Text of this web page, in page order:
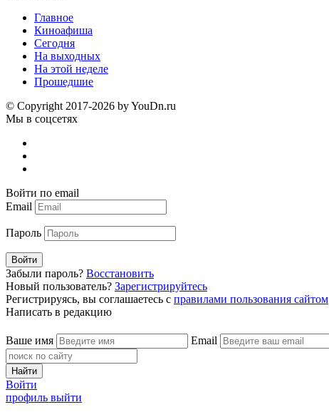
Главное
Киноафиша
Сегодня
На выходных
На этой неделе
Прошедшие
© Copyright 2017-2026 by YouDn.ru
Мы в соцсетях
Войти по email
Email
Пароль
Войти
Забыли пароль? Восстановить
Новый пользователь? Зарегистрируйтесь
Регистрируясь, вы соглашаетесь с правилами пользования сайтом
Написать в редакцию
Ваше имя Email
Найти
Войти
профиль выйти